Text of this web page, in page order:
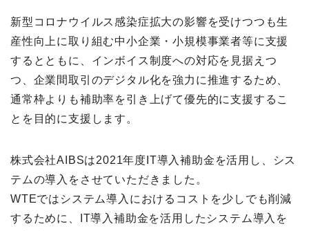
新型コロナウイルス感染症拡大の影響を受けつつも生
産性向上に取り組む中小企業・小規模事業者等に支援
するとともに、インボイス制度への対応を見据えつ
つ、企業間取引のデジタル化を強力に推進するため、
通常枠よりも補助率を引き上げて優先的に支援するこ
とを目的に支援します。
株式会社AIBSは2021年度IT導入補助金を活用し、シス
テムの導入をさせていただきました。
WTEではシステム導入におけるコストを少しでも削減
するために、IT導入補助金を活用したシステム導入を